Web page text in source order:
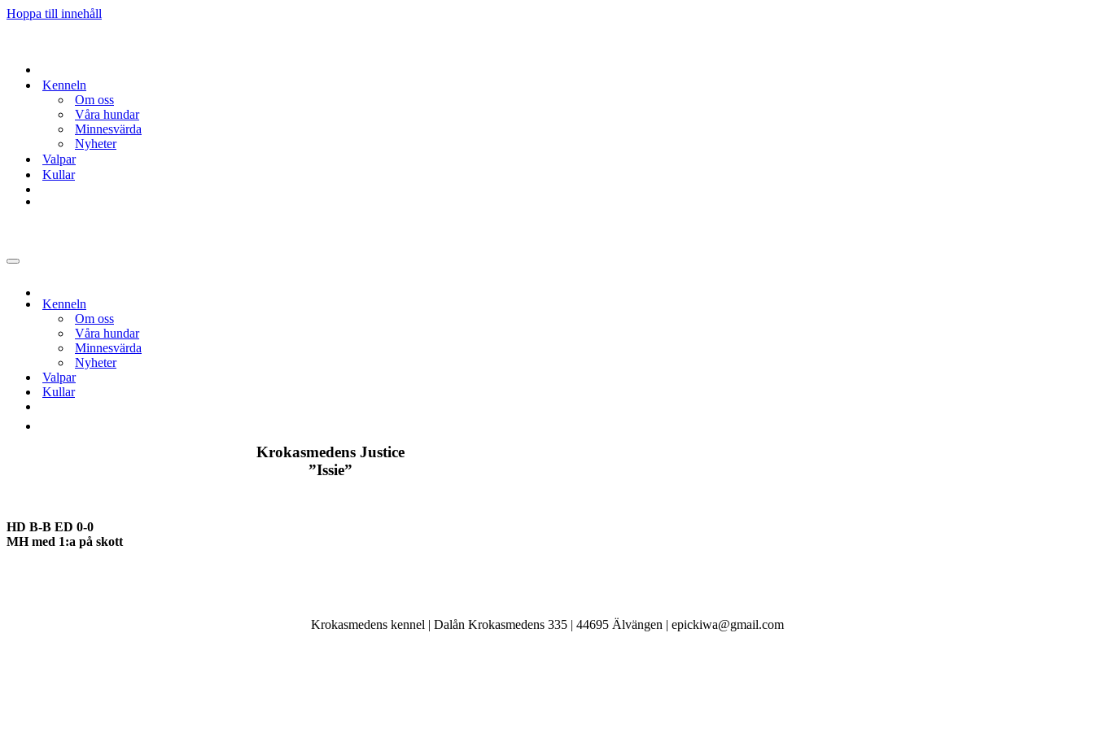
Hoppa till innehåll
Kenneln
Om oss
Våra hundar
Minnesvärda
Nyheter
Valpar
Kullar
Navigeringsmeny
Kenneln
Om oss
Våra hundar
Minnesvärda
Nyheter
Valpar
Kullar
Krokasmedens Justice
”Issie”
HD B-B ED 0-0
MH med 1:a på skott
Krokasmedens kennel | Dalån Krokasmedens 335 | 44695 Älvängen | epickiwa@gmail.com